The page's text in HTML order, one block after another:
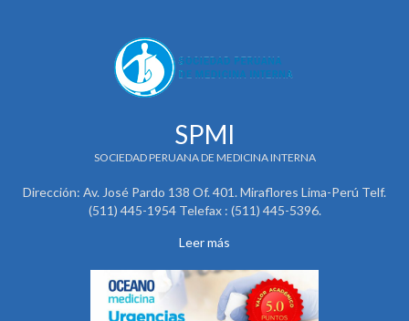
SPMI
SOCIEDAD PERUANA DE MEDICINA INTERNA
Dirección: Av. José Pardo 138 Of. 401. Miraflores Lima-Perú Telf.
(511) 445-1954 Telefax : (511) 445-5396.
Leer más